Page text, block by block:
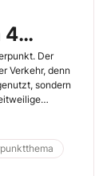
4
Sie
Der
Verkehr, denn
sondern
Sie im
in 4